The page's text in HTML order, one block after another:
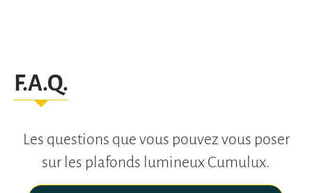
F.A.Q.
Les questions que vous pouvez vous poser
sur les plafonds lumineux Cumulux.